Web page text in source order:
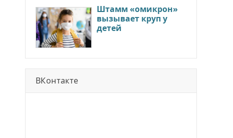
Штамм «омикрон»
вызывает круп у
детей
ВКонтакте